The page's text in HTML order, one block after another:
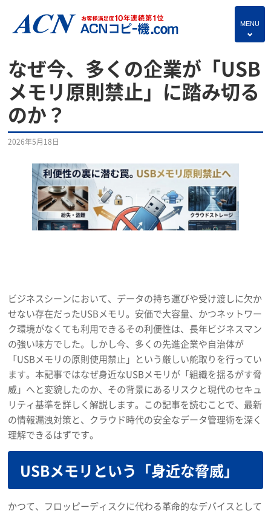
MENU
4
プランのご紹介
コピー機あれこれ
よくあるご質問
独立・開業支援プラン
お問い合わせ
なぜ今、多くの企業が「USB
メモリ原則禁止」に踏み切る
のか？
2026年5月18日
ビジネスシーンにおいて、データの持ち運びや受け渡しに欠か
せない存在だったUSBメモリ。安価で大容量、かつネットワー
ク環境がなくても利用できるその利便性は、長年ビジネスマン
の強い味方でした。しかし今、多くの先進企業や自治体が
「USBメモリの原則使用禁止」という厳しい舵取りを行ってい
ます。本記事ではなぜ身近なUSBメモリが「組織を揺るがす脅
威」へと変貌したのか、その背景にあるリスクと現代のセキュ
リティ基準を詳しく解説します。この記事を読むことで、最新
の情報漏洩対策と、クラウド時代の安全なデータ管理術を深く
理解できるはずです。
USBメモリという「身近な脅威」
かつて、フロッピーディスクに代わる革命的なデバイスとして